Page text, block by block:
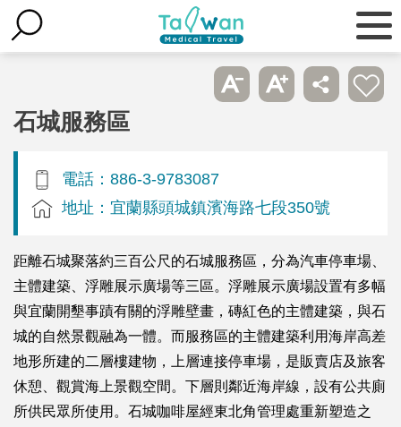
石城服務區
電話：886-3-9783087
地址：宜蘭縣頭城鎮濱海路七段350號
距離石城聚落約三百公尺的石城服務區，分為汽車停車場、
主體建築、浮雕展示廣場等三區。浮雕展示廣場設置有多幅
與宜蘭開墾事蹟有關的浮雕壁畫，磚紅色的主體建築，與石
城的自然景觀融為一體。而服務區的主體建築利用海岸高差
地形所建的二層樓建物，上層連接停車場，是販賣店及旅客
休憩、觀賞海上景觀空間。下層則鄰近海岸線，設有公共廁
所供民眾所使用。石城咖啡屋經東北角管理處重新塑造之